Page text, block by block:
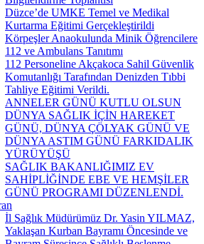
Düzce’de UMKE Temel ve Medikal
Kurtarma Eğitimi Gerçekleştirildi
Körpeşler Anaokulunda Minik Öğrencilere
112 ve Ambulans Tanıtımı
112 Personeline Akçakoca Sahil Güvenlik
Komutanlığı Tarafından Denizden Tıbbi
Tahliye Eğitimi Verildi.
ANNELER GÜNÜ KUTLU OLSUN
DÜNYA SAĞLIK İÇİN HAREKET
GÜNÜ, DÜNYA ÇÖLYAK GÜNÜ VE
DÜNYA ASTIM GÜNÜ FARKIDALIK
YÜRÜYÜŞÜ
SAĞLIK BAKANLIĞIMIZ EV
SAHİPLİĞİNDE EBE VE HEMŞİLER
GÜNÜ PROGRAMI DÜZENLENDİ.
İl Sağlık Müdürümüz Dr. Yasin YILMAZ,
Yaklaşan Kurban Bayramı Öncesinde ve